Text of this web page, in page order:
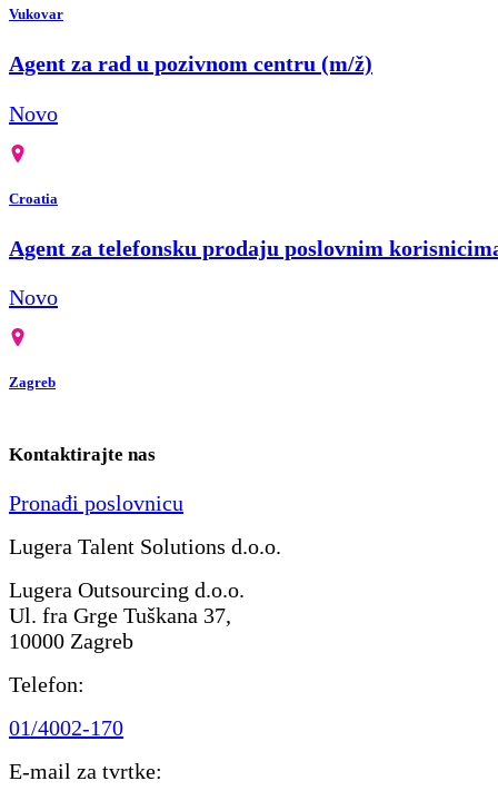
Vukovar
Agent za rad u pozivnom centru (m/ž)
Novo
Croatia
Agent za telefonsku prodaju poslovnim
Novo
Zagreb
Kontaktirajte nas
Pronađi poslovnicu
Lugera Talent Solutions d.o.o.
Lugera Outsourcing d.o.o.
Ul. fra Grge Tuškana 37,
10000 Zagreb
Telefon:
01/4002-170
E-mail za tvrtke: